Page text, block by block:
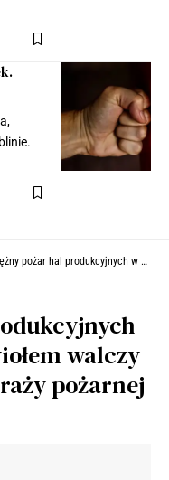
hal produkcyjnych w Szamocinie. Z żywiołem walczy liczne siły i środki straży pożarnej (ZDJĘCIA)
walczy
pożarnej